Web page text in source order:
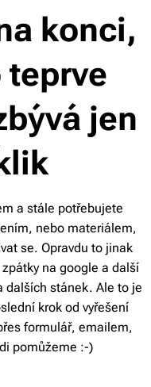
konci,
teprve
jen
a stále potřebujete
nebo materiálem,
se. Opravdu to jinak
na google a další
dalších stánek. Ale to je
krok od vyřešení
formulář, emailem,
pomůžeme :-)